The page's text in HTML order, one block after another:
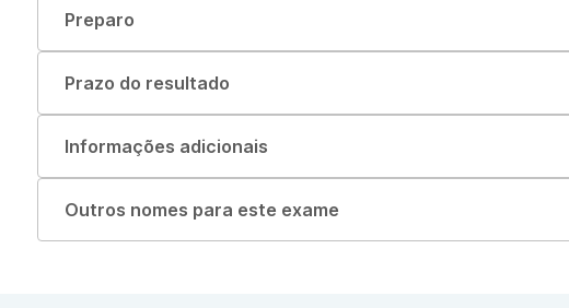
Preparo
Prazo do resultado
Informações adicionais
Outros nomes para este exame